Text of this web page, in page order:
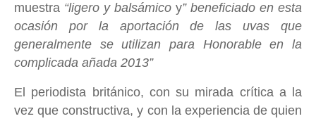
muestra “ligero y balsámico y” beneficiado en esta
ocasión por la aportación de las uvas que
generalmente se utilizan para Honorable en la
complicada añada 2013”
El periodista británico, con su mirada crítica a la
vez que constructiva, y con la experiencia de quien